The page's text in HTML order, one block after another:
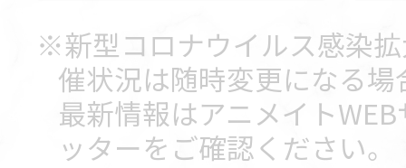
※新型コロナウイルス感染
催状況は随時変更になる
最新情報はアニメイト
ッターをご確認ください。